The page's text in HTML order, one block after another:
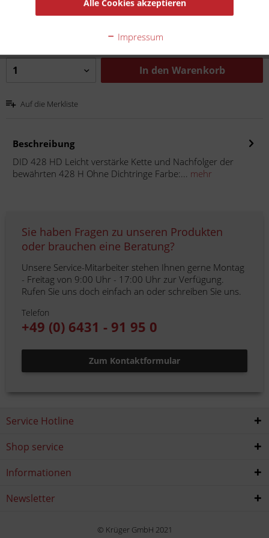
Lieferzeit 10 Werktage
In den Warenkorb
Auf die Merkliste
Beschreibung
DID 428 HD Leicht verstärke Kette und Nachfolger der
bewährten 428 H Ohne Dichtringe Farbe:... mehr
Sie haben Fragen zu unseren Produkten
oder brauchen eine Beratung?
Unsere Service-Mitarbeiter stehen Ihnen gerne Montag
- Freitag von 9:00 Uhr - 17:00 Uhr zur Verfügung.
Rufen Sie uns doch einfach an oder schreiben Sie uns.
Telefon
+49 (0) 6431 - 91 95 0
Zum Kontaktformular
Service Hotline
Shop service
Informationen
Newsletter
© Krüger GmbH 2021
Alle Cookies akzeptieren
Impressum